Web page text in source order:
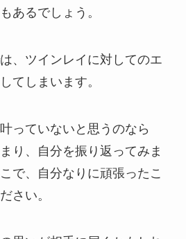
あるでしょう。
、ツインレイに対してのエ
てしまいます。
っていないと思うのなら
り、自分を振り返ってみま
で、自分なりに頑張ったこ
さい。